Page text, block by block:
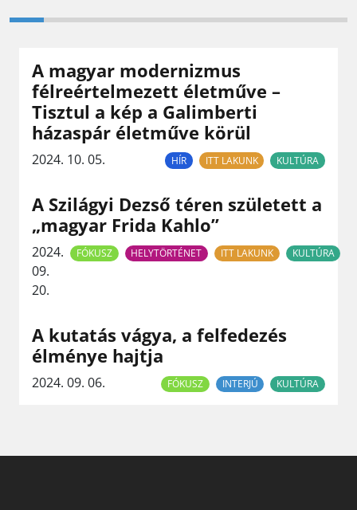
A magyar modernizmus
félreértelmezett életműve –
Tisztul a kép a Galimberti
házaspár életműve körül
2024. 10. 05. HÍR ITT LAKUNK KULTÚRA
A Szilágyi Dezső téren született a
„magyar Frida Kahlo”
2024.
09.
20.
FÓKUSZ HELYTÖRTÉNET ITT LAKUNK KULTÚRA
A kutatás vágya, a felfedezés
élménye hajtja
2024. 09. 06. FÓKUSZ INTERJÚ KULTÚRA